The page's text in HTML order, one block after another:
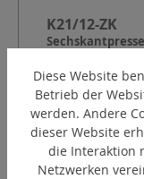
K21/12-ZK
Form:
Presskontur:
Kennzahl:
Pressbreite:
Diese Website
Betrieb der
werden. Andere
dieser Website
die Interaktion
Netzwerken